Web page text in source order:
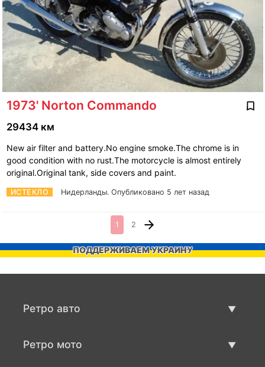
1973' Norton Commando
ИСТЕКЛО Нидерланды. Опубликовано 5 лет назад
29434 км
New air filter and battery.No engine smoke.The chrome is in
good condition with no rust.The motorcycle is almost entirely
original.Original tank, side covers and paint.
1 2
ПОДДЕРЖИВАЕМ УКРАИНУ
Ретро авто
Ретро мото